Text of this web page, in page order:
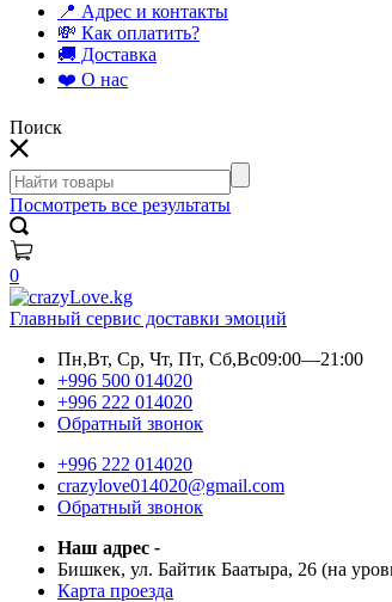
📍 Адрес и контакты
💸 Как оплатить?
🚚 Доставка
❤️ О нас
Поиск
Посмотреть все результаты
0
Главный сервис доставки эмоций
Пн,Вт, Ср, Чт, Пт, Сб,Вс09:00—21:00
+996 500 014020
+996 222 014020
Обратный звонок
+996 222 014020
crazylove014020@gmail.com
Обратный звонок
Наш адрес -
Бишкек, ул. Байтик Баатыра, 26 (на
Карта проезда